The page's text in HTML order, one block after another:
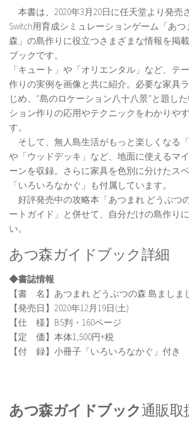
本書は、2020年3月20日に任天堂より発売
Switch用育成シミュレーションゲーム「あ
森」の島作りに役立つさまざまな情報を掲
ブックです。
「キュート」や「オリエンタル」など、テ
作りの実例を画像と共に紹介。必要な家具
じめ、“島のロケーション八十八景”と題し
ション作りの応用やテクニックをわかりや
す。
そして、無人島生活がもっと楽しくなる「
や「ウッドデッキ」など、地面に使えるマ
ーンを収録。さらに家具を色別に分けたス
「いろいろなかぐ」も付属しています。
好評発売中の攻略本「あつまれ どうぶつ
ートガイド」と併せて、自分だけの島作り
い。
あつ森ガイドブック詳細
◆書誌情報
【書 名】あつまれ どうぶつの森 島ましま
【発売日】2020年12月19日(土)
【仕 様】B5判・160ページ
【定 価】本体1,500円+税
【付 録】小冊子「いろいろなかぐ」付き
あつ森ガイドブック通販取